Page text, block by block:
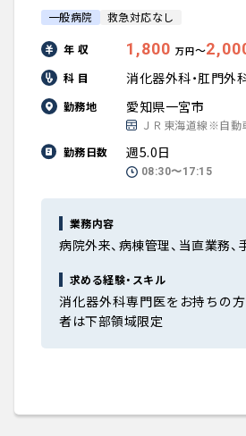
一般病院 救急対応なし
年 収 1,800 万円〜
科 目 消化器外科・肛門外
勤務地 愛知県一宮市
ＪＲ東海道線※自動
勤務日数
週5.0日
08:30〜17:15
業務内容
病院外来、病棟管理、当直業務
求める経験・スキル
消化器外科専門医をお持ちの
者は下部領域限定